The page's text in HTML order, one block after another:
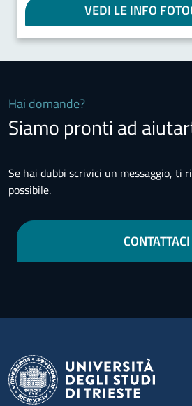
VEDI LE INFO
Hai domande?
Siamo pronti ad
Se hai dubbi scrivici un messaggio, ti
possibile.
CONTATTACI